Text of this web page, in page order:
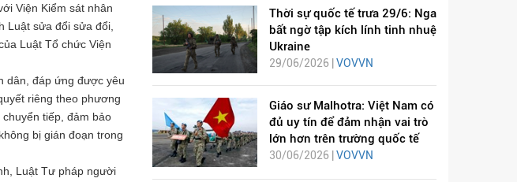
Viện Kiểm sát nhân
Luật sửa đổi sửa đổi,
Luật Tổ chức Viện
dân, đáp ứng được yêu
riêng theo phương
tiếp, đảm bảo
bị gián đoạn trong
Luật Tư pháp người
Thời sự quốc tế trưa 29/6: Nga
bất ngờ tập kích lính tinh nhuệ
Ukraine
29/06/2026 |VOVVN
Giáo sư Malhotra: Việt Nam có
đủ uy tín để đảm nhận vai trò
lớn hơn trên trường quốc tế
30/06/2026 | VOVVN